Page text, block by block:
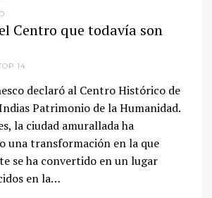
Centro que todavía son
14
declaró al Centro Histórico de
Patrimonio de la Humanidad.
la ciudad amurallada ha
una transformación en la que
se ha convertido en un lugar
en la…